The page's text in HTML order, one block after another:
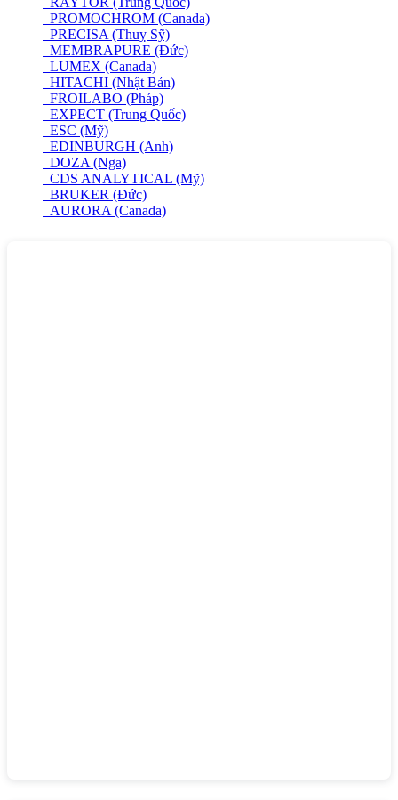
PROMOCHROM (Canada)
PRECISA (Thuỵ Sỹ)
MEMBRAPURE (Đức)
LUMEX (Canada)
HITACHI (Nhật Bản)
FROILABO (Pháp)
EXPECT (Trung Quốc)
ESC (Mỹ)
EDINBURGH (Anh)
DOZA (Nga)
CDS ANALYTICAL (Mỹ)
BRUKER (Đức)
AURORA (Canada)